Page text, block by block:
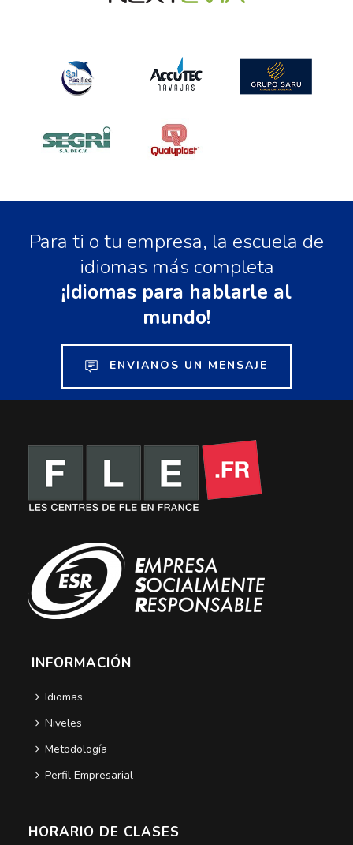
Para ti o tu empresa, la escuela de
idiomas más completa
¡Idiomas para hablarle al
mundo!
ENVIANOS UN MENSAJE
INFORMACIÓN
Idiomas
Niveles
Metodología
Perfil Empresarial
HORARIO DE CLASES